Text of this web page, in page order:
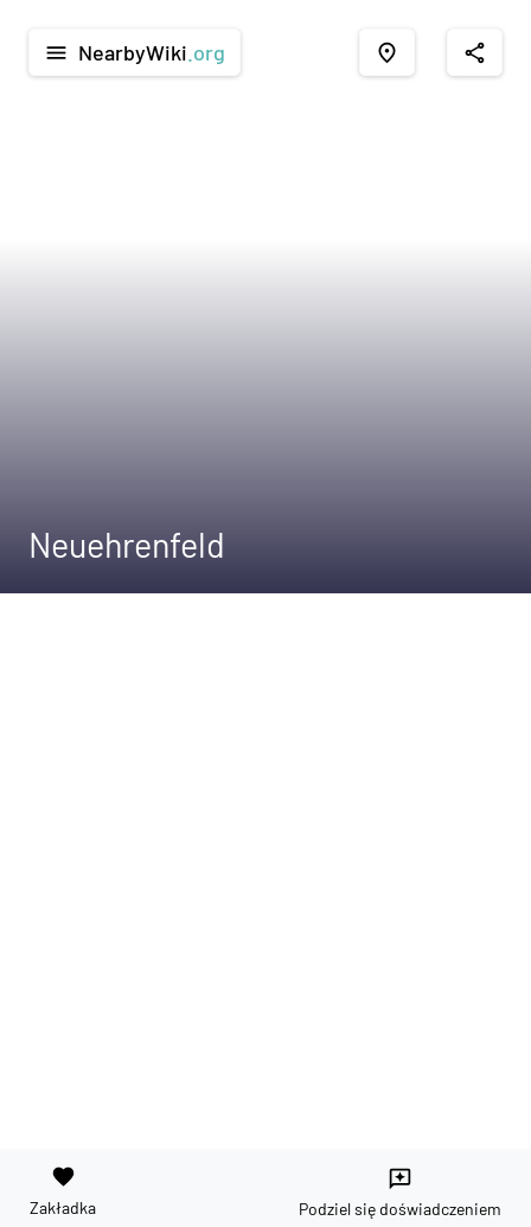
menu NearbyWiki .org place share
Neuehrenfeld
favorite
Zakładka
reviews
Podziel się doświadczeniem